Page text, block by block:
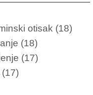
otisak (18)
(18)
(17)
(17)